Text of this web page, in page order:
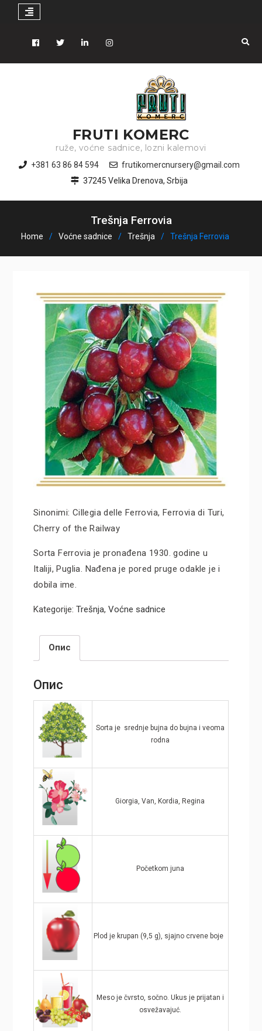
content
FRUTI KOMERC
ruže, voćne sadnice, lozni kalemovi
+381 63 86 84 594
frutikomercnursery@gmail.com
37245 Velika Drenova, Srbija
Trešnja Ferrovia
Home Voćne sadnice Trešnja Trešnja Ferrovia
Sinonimi: Cillegia delle Ferrovia, Ferrovia di Turi,
Cherry of the Railway
Sorta Ferrovia je pronađena 1930. godine u
Italiji, Puglia. Nađena je pored pruge odakle je i
dobila ime.
Kategorije: Trešnja, Voćne sadnice
Опис
Опис
Sorta je srednje bujna do bujna i veoma
rodna
Giorgia, Van, Kordia, Regina
Početkom juna
Plod je krupan (9,5 g), sjajno crvene boje
Meso je čvrsto, sočno. Ukus je prijatan i
osvežavajuć.